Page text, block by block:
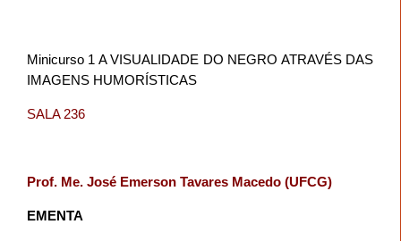
Minicurso 1 A VISUALIDADE DO NEGRO ATRAVÉS DAS
IMAGENS HUMORÍSTICAS
SALA 236
Prof. Me. José Emerson Tavares Macedo (UFCG)
EMENTA